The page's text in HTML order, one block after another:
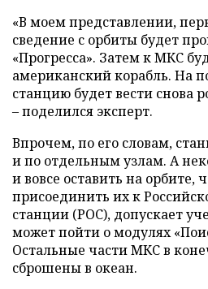
«В моем представлении,
сведение с орбиты будет
«Прогресса». Затем к МКС
американский корабль. На
станцию будет вести снова
– поделился эксперт.
Впрочем, по его словам,
и по отдельным узлам. А
и вовсе оставить на
присоединить их к
станции (РОС), допускает
может пойти о модулях
Остальные части МКС в
сброшены в океан.